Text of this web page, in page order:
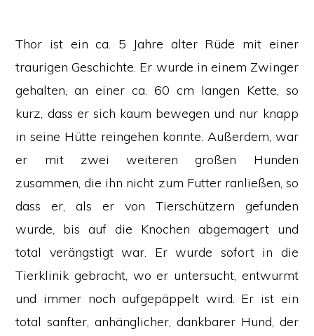
Thor ist ein ca. 5 Jahre alter Rüde mit einer
traurigen Geschichte. Er wurde in einem Zwinger
gehalten, an einer ca. 60 cm langen Kette, so
kurz, dass er sich kaum bewegen und nur knapp
in seine Hütte reingehen konnte. Außerdem, war
er mit zwei weiteren großen Hunden
zusammen, die ihn nicht zum Futter ranließen, so
dass er, als er von Tierschützern gefunden
wurde, bis auf die Knochen abgemagert und
total verängstigt war. Er wurde sofort in die
Tierklinik gebracht, wo er untersucht, entwurmt
und immer noch aufgepäppelt wird. Er ist ein
total sanfter, anhänglicher, dankbarer Hund, der